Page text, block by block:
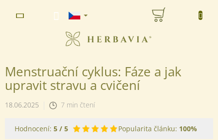
NÁKUPNÍ
Menstruační cyklus: Fáze a jak
upravit stravu a cvičení
18.06.2025 7 min čtení
Hodnocení: 5 / 5 Popularita článku: 100%
www.herbavia.cz - Chat